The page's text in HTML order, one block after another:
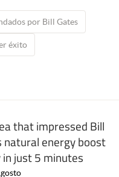
por Bill Gates
éxito
that impressed Bill
natural energy boost
just 5 minutes